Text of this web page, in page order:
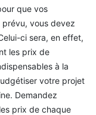
que vos
vous devez
ci sera, en effet,
les prix de
à la
votre projet
Demandez
prix de chaque